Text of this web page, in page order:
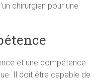
chirurgien pour une
et une compétence
Il doit être capable de